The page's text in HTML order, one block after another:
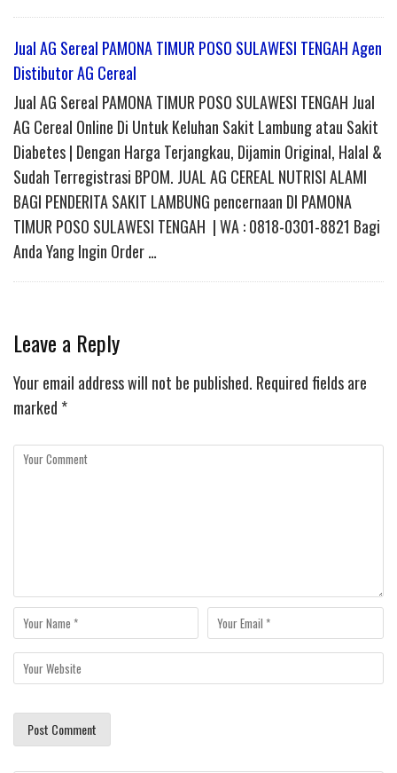
Jual AG Sereal PAMONA TIMUR POSO SULAWESI TENGAH Agen
Distibutor AG Cereal
Jual AG Sereal PAMONA TIMUR POSO SULAWESI TENGAH Jual
AG Cereal Online Di Untuk Keluhan Sakit Lambung atau Sakit
Diabetes | Dengan Harga Terjangkau, Dijamin Original, Halal &
Sudah Terregistrasi BPOM. JUAL AG CEREAL NUTRISI ALAMI
BAGI PENDERITA SAKIT LAMBUNG pencernaan DI PAMONA
TIMUR POSO SULAWESI TENGAH | WA : 0818-0301-8821 Bagi
Anda Yang Ingin Order …
Leave a Reply
Your email address will not be published. Required fields are
marked *